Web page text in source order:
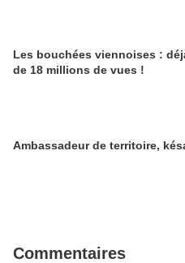
Les bouchées viennoises :
de 18 millions de vues !
Ambassadeur de territoire,
Commentaires